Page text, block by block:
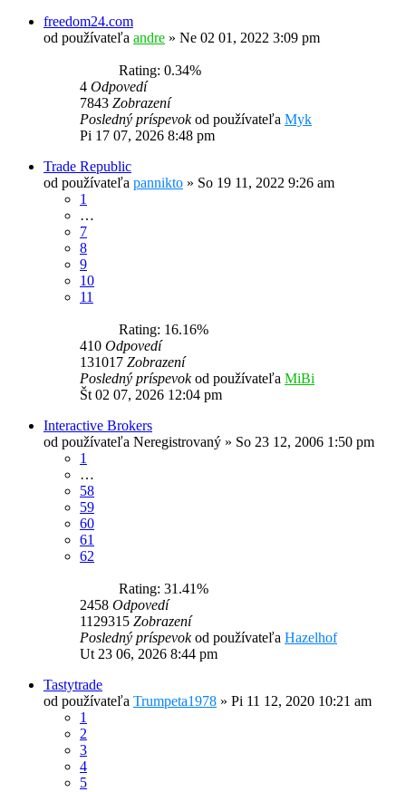
freedom24.com
od používateľa andre » Ne 02 01, 2022 3:09 pm
Rating: 0.34%
4 Odpovedí
7843 Zobrazení
Posledný príspevokod používateľa Myk
Pi 17 07, 2026 8:48 pm
Trade Republic
od používateľa pannikto » So 19 11, 2022 9:26 am
1
…
7
8
9
10
11
Rating: 16.16%
410 Odpovedí
131017 Zobrazení
Posledný príspevokod používateľa MiBi
Št 02 07, 2026 12:04 pm
Interactive Brokers
od používateľa Neregistrovaný » So 23 12, 2006 1:50 pm
1
…
58
59
60
61
62
Rating: 31.41%
2458 Odpovedí
1129315 Zobrazení
Posledný príspevokod používateľa Hazelhof
Ut 23 06, 2026 8:44 pm
Tastytrade
od používateľa Trumpeta1978 » Pi 11 12, 2020 10:21 am
1
2
3
4
5